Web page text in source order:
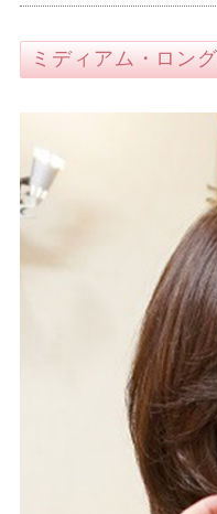
ミディアム・ロン